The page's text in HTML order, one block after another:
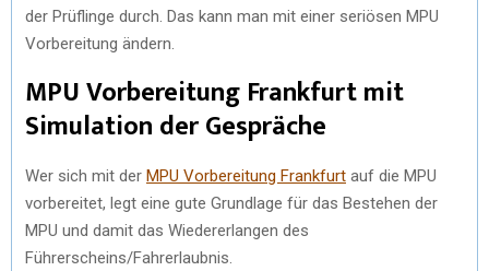
der Prüflinge durch. Das kann man mit einer seriösen MPU
Vorbereitung ändern.
MPU Vorbereitung Frankfurt mit
Simulation der Gespräche
Wer sich mit der MPU Vorbereitung Frankfurt auf die MPU
vorbereitet, legt eine gute Grundlage für das Bestehen der
MPU und damit das Wiedererlangen des
Führerscheins/Fahrerlaubnis.